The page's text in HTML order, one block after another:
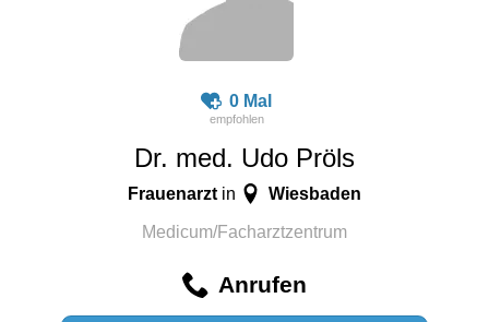
0 Mal
Dr. med. Udo Pröls
Frauenarzt in Wiesbaden
Medicum/Facharztzentrum
Anrufen